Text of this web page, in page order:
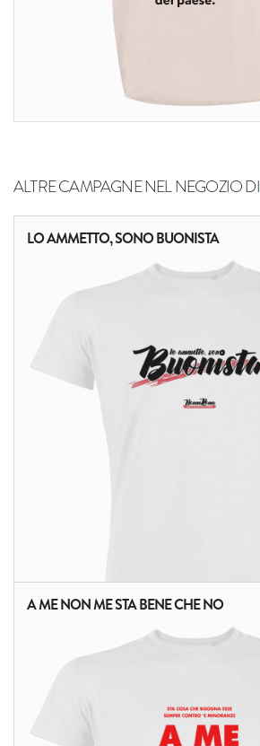
ALTRE CAMPAGNE NEL NEGOZIO DI
LO AMMETTO, SONO BUONISTA
A ME NON ME STA BENE CHE NO